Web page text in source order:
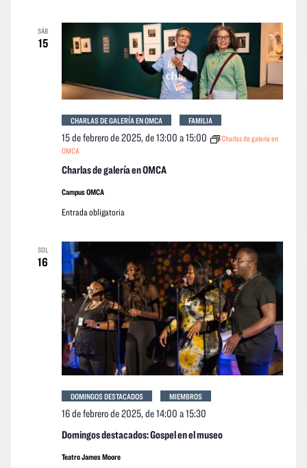
SÁB
15
Charlas de galería en OMCA
15 de febrero de 2025, de 13:00 a15:00
Charlas de galería en
OMCA
CHARLAS DE GALERÍA EN OMCA FAMILIA
Campus OMCA
Entrada obligatoria
SOL
16
Domingos destacados: Gospel en el museo
16 de febrero de 2025, de 14:00 a15:30
DOMINGOS DESTACADOS MIEMBROS
Teatro James Moore